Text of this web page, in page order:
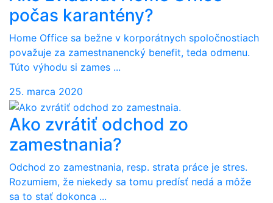
počas karantény?
Home Office sa bežne v korporátnych spoločnostiach
považuje za zamestnanencký benefit, teda odmenu.
Túto výhodu si zames ...
25. marca 2020
Ako zvrátiť odchod zo
zamestnania?
Odchod zo zamestnania, resp. strata práce je stres.
Rozumiem, že niekedy sa tomu predísť nedá a môže
sa to stať dokonca ...